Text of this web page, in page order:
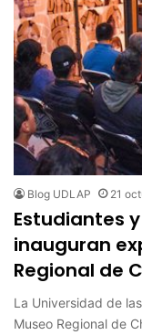
Blog UDLAP 21
Estudiantes
inauguran
Regional de
La Universidad de
Museo Regional de